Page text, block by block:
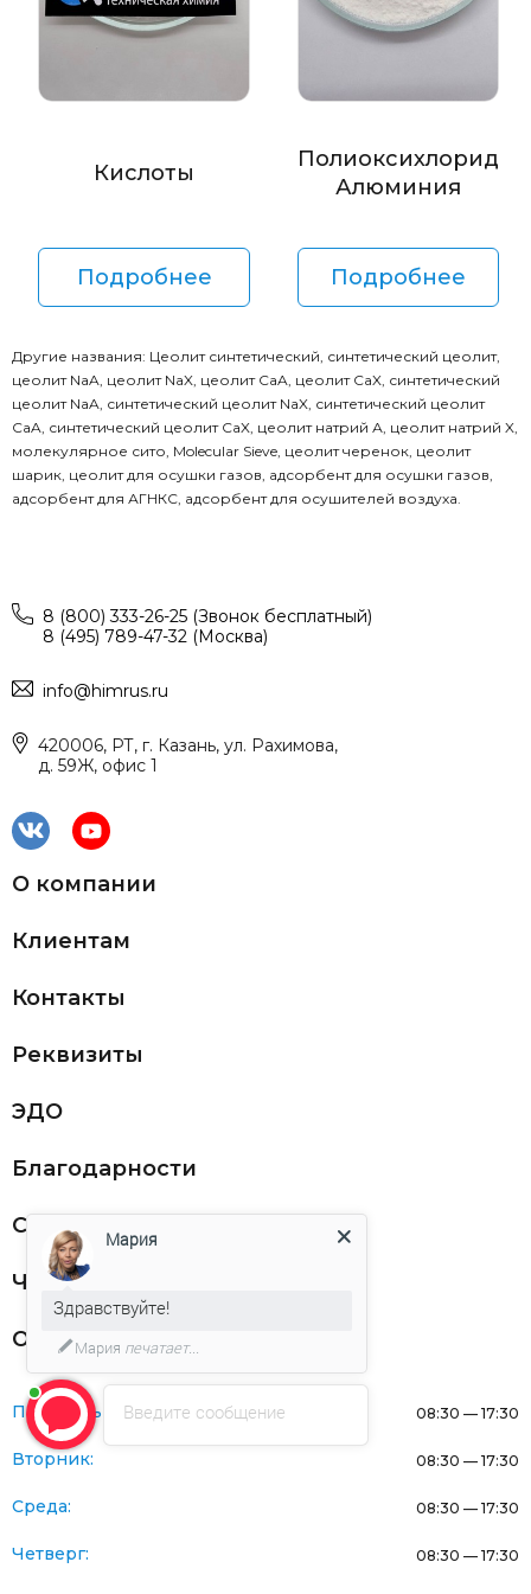
Кислоты
Подробнее
Полиоксихлорид
Алюминия
Подробнее
Другие названия: Цеолит синтетический, синтетический цеолит,
цеолит NaA, цеолит NaX, цеолит CaA, цеолит CaX, синтетический
цеолит NaA, синтетический цеолит NaX, синтетический цеолит
CaA, синтетический цеолит CaX, цеолит натрий А, цеолит натрий X,
молекулярное сито, Molecular Sieve, цеолит черенок, цеолит
шарик, цеолит для осушки газов, адсорбент для осушки газов,
адсорбент для АГНКС, адсорбент для осушителей воздуха.
8 (800) 333-26-25 (Звонок бесплатный)
8 (495) 789-47-32 (Москва)
info@himrus.ru
420006, РТ, г. Казань, ул. Рахимова,
д. 59Ж, офис 1
О компании
Клиентам
Контакты
Реквизиты
ЭДО
Благодарности
Статьи
Частникам
Оферта
Понедельник: 08:30 — 17:30
Вторник: 08:30 — 17:30
Среда: 08:30 — 17:30
Четверг: 08:30 — 17:30
Введите сообщение
Мария
Здравствуйте!
Мария печатает...